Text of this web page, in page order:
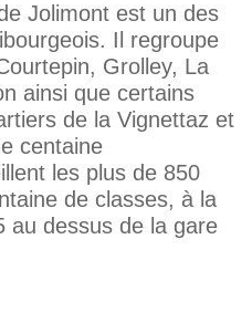
Jolimont est un des
Il regroupe
Grolley, La
ainsi que certains
de la Vignettaz et
centaine
les plus de 850
de classes, à la
au dessus de la gare